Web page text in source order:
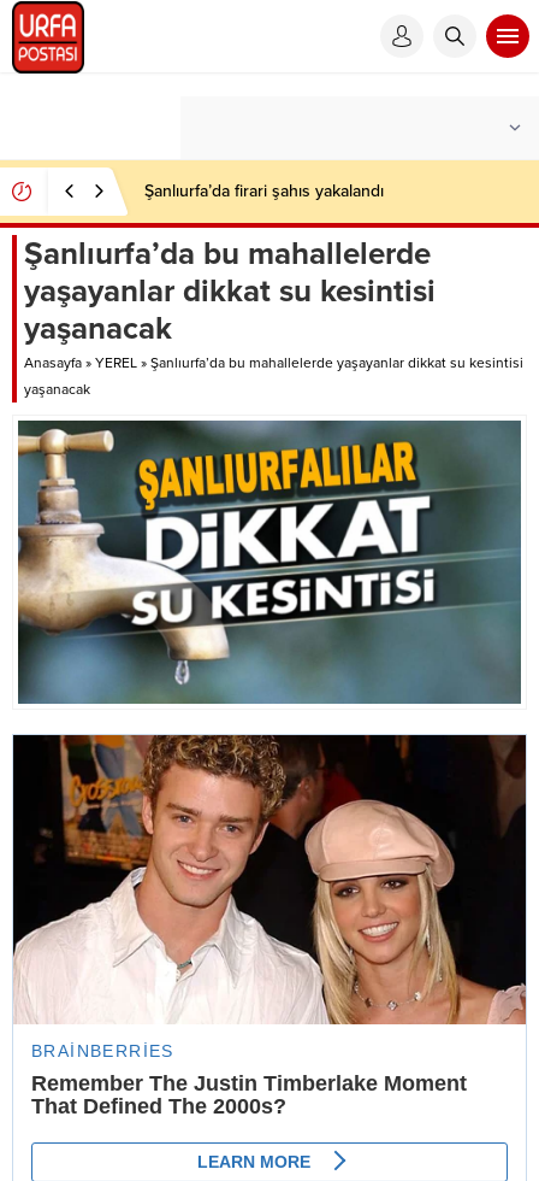
Şanlıurfa’da firari şahıs yakalandı
Şanlıurfa’da bu mahallelerde
yaşayanlar dikkat su kesintisi
yaşanacak
Anasayfa » YEREL » Şanlıurfa’da bu mahallelerde yaşayanlar dikkat su kesintisi
yaşanacak